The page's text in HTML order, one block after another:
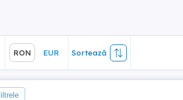
RON EUR Sortează